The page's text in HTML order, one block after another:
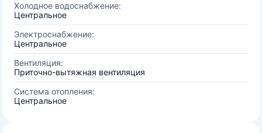
Холодное водоснабжение:
Центральное
Электроснабжение:
Центральное
Вентиляция:
Приточно-вытяжная вентиляция
Система отопления:
Центральное